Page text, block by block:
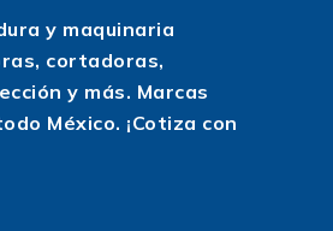
y maquinaria
cortadoras,
y más. Marcas
México. ¡Cotiza con